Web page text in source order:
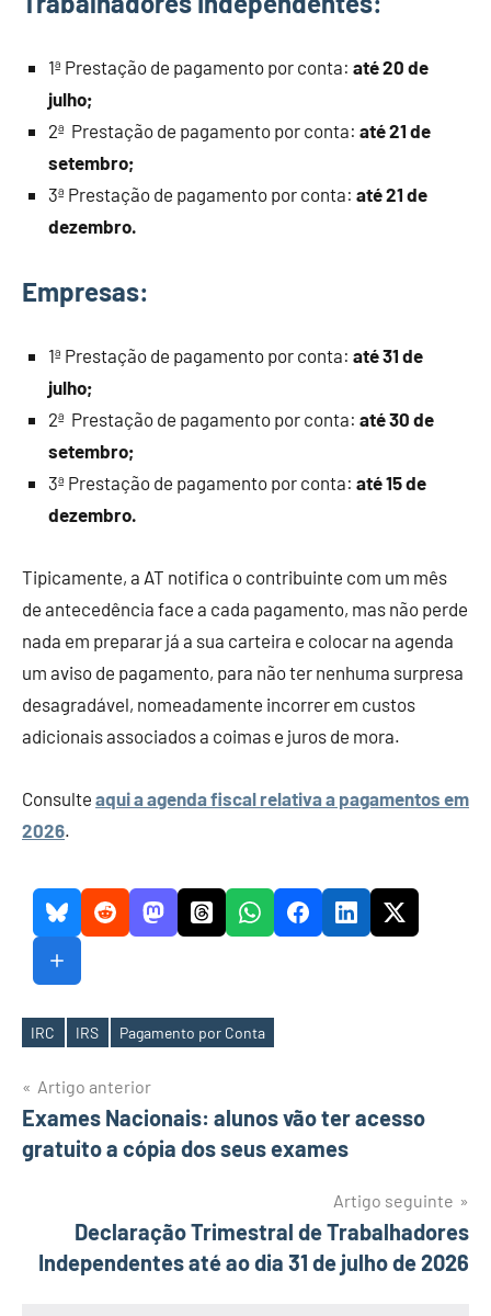
1ª Prestação de pagamento por conta: até 20 de
julho;
2ª Prestação de pagamento por conta: até 21 de
setembro;
3ª Prestação de pagamento por conta: até 21 de
dezembro.
Empresas:
1ª Prestação de pagamento por conta: até 31 de
julho;
2ª Prestação de pagamento por conta: até 30 de
setembro;
3ª Prestação de pagamento por conta: até 15 de
dezembro.
Tipicamente, a AT notifica o contribuinte com um mês
de antecedência face a cada pagamento, mas não perde
nada em preparar já a sua carteira e colocar na agenda
um aviso de pagamento, para não ter nenhuma surpresa
desagradável, nomeadamente incorrer em custos
adicionais associados a coimas e juros de mora.
Consulte aqui a agenda fiscal relativa a pagamentos em
2026.
Etiquetas
IRC IRS Pagamento por Conta
Navegação
de
Artigo anterior
Exames Nacionais: alunos vão ter acesso
gratuito a cópia dos seus exames
Artigo seguinte
Declaração Trimestral de Trabalhadores
Independentes até ao dia 31 de julho de 2026